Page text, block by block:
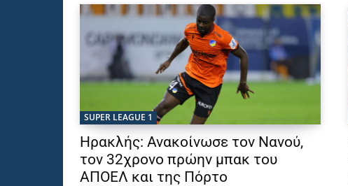
SUPER LEAGUE 1
Ηρακλής: Ανακοίνωσε τον Νανού,
τον 32χρονο πρώην μπακ του
ΑΠΟΕΛ και της Πόρτο